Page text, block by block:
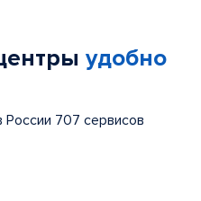
удобно
России 707 сервисов